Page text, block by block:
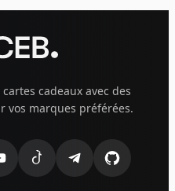
cadeaux avec des
vos marques préférées.